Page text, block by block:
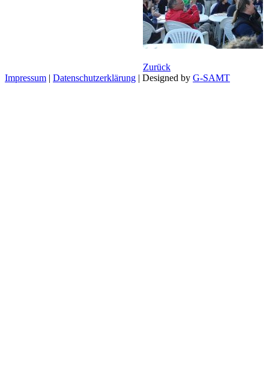
Zurück
Impressum | Datenschutzerklärung | Designed by G-SAMT